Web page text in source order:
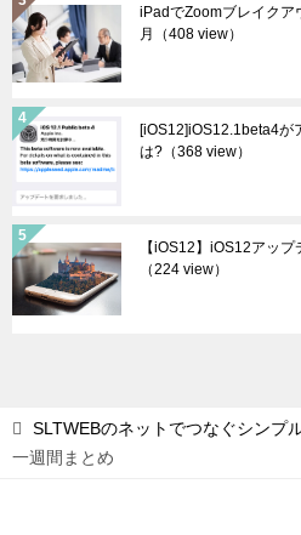
iPadでZoomブレイクア
月
（408 view）
[iOS12]iOS12.1beta4が
は? （368 view）
【iOS12】iOS12アッ
（224 view）
SLTWEBのネットでつなぐシンプ
一週間まとめ